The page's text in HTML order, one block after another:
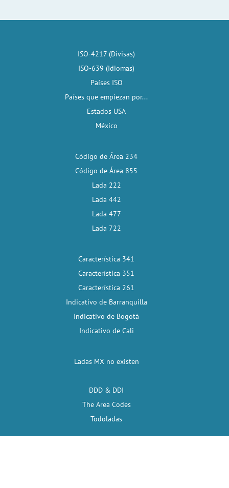
ISO-4217 (Divisas)
ISO-639 (Idiomas)
Países ISO
Países que empiezan por...
Estados USA
México
Código de Área 234
Código de Área 855
Lada 222
Lada 442
Lada 477
Lada 722
Característica 341
Característica 351
Característica 261
Indicativo de Barranquilla
Indicativo de Bogotá
Indicativo de Cali
Ladas MX no existen
DDD & DDI
The Area Codes
Todoladas